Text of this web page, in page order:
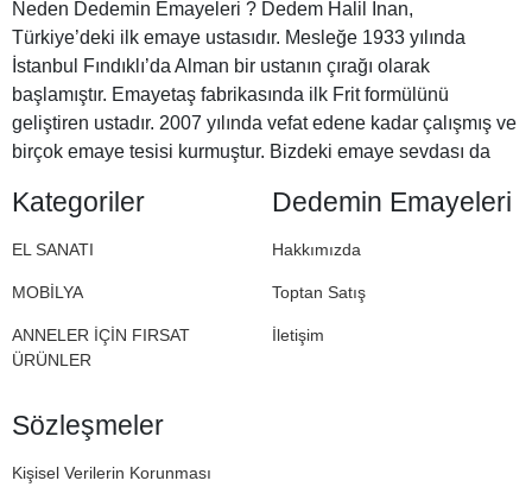
Neden Dedemin Emayeleri ? Dedem Halil İnan,
Türkiye’deki ilk emaye ustasıdır. Mesleğe 1933 yılında
İstanbul Fındıklı’da Alman bir ustanın çırağı olarak
başlamıştır. Emayetaş fabrikasında ilk Frit formülünü
geliştiren ustadır. 2007 yılında vefat edene kadar çalışmış ve
birçok emaye tesisi kurmuştur. Bizdeki emaye sevdası da
Emayeleri
Kategoriler
EL SANATI
MOBİLYA
ANNELER İÇİN FIRSAT
ÜRÜNLER
Dedemin Emayeleri
Hakkımızda
Toptan Satış
İletişim
Sözleşmeler
Kişisel Verilerin Korunması